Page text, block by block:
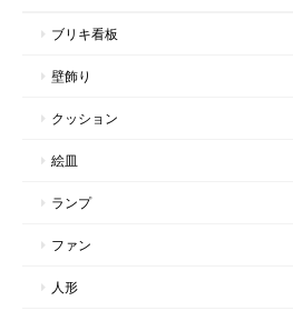
ブリキ看板
壁飾り
クッション
絵皿
ランプ
ファン
人形